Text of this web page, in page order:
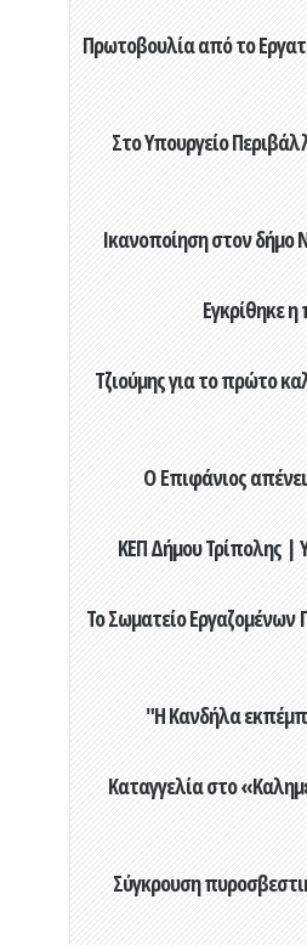
Πρωτοβουλία από το
Στο Υπουργείο
Ικανοποίηση στον δήμο
Εγκρίθηκε
Τζιούμης για το πρώτο
Ο Επιφάνιος
ΚΕΠ Δήμου Τρίπολης |
Το Σωματείο
"Η Κανδήλα
Καταγγελία στο
Σύγκρουση